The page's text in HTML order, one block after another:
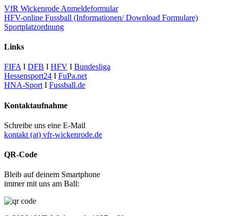
VfR Wickenrode Anmeldeformular
HFV-online Fussball (Informationen/ Download Formulare)
Sportplatzordnung
Links
FIFA I DFB I HFV I Bundesliga
Hessensport24 I FuPa.net
HNA-Sport I Fussball.de
Kontaktaufnahme
Schreibe uns eine E-Mail
kontakt (at) vfr-wickenrode.de
QR-Code
Bleib auf deinem Smartphone
immer mit uns am Ball: